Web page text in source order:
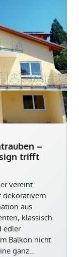
–
trifft
vereint
dekorativem
aus
klassisch
edler
Balkon nicht
ganz…